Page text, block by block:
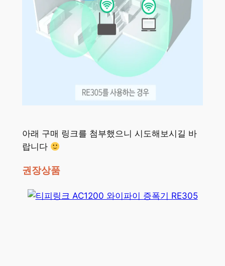
아래 구매 링크를 첨부했으니 시도해보시길 바
랍니다
권장상품